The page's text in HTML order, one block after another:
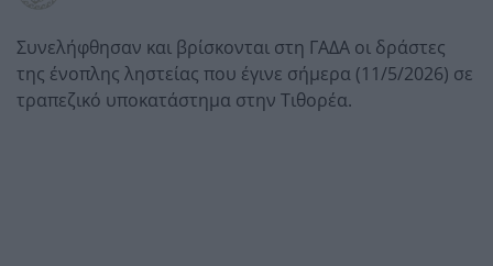
Συνελήφθησαν και βρίσκονται στη ΓΑΔΑ οι δράστες
της ένοπλης ληστείας που έγινε σήμερα (11/5/2026) σε
τραπεζικό υποκατάστημα στην Τιθορέα.